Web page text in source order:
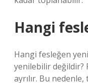
Hangi
Hangi fesleğen
yenilebilir değildir?
ayrılır. Bu